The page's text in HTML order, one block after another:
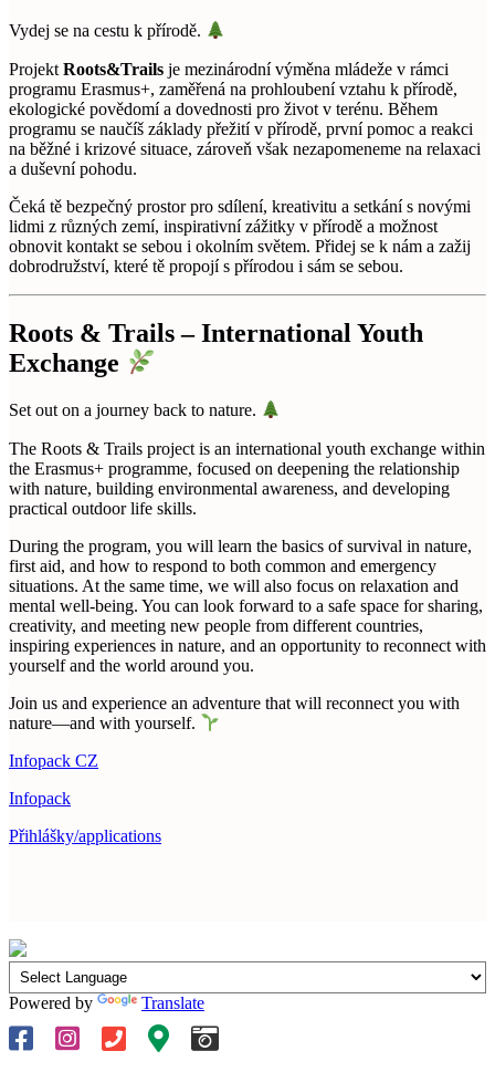
Vydej se na cestu k přírodě.
Projekt Roots&Trails je mezinárodní výměna mládeže v rámci
programu Erasmus+, zaměřená na prohloubení vztahu k přírodě,
ekologické povědomí a dovednosti pro život v terénu. Během
programu se naučíš základy přežití v přírodě, první pomoc a reakci
na běžné i krizové situace, zároveň však nezapomeneme na relaxaci
a duševní pohodu.
Čeká tě bezpečný prostor pro sdílení, kreativitu a setkání s novými
lidmi z různých zemí, inspirativní zážitky v přírodě a možnost
obnovit kontakt se sebou i okolním světem. Přidej se k nám a zažij
dobrodružství, které tě propojí s přírodou i sám se sebou.
Roots & Trails – International Youth
Exchange
Set out on a journey back to nature.
The Roots & Trails project is an international youth exchange within
the Erasmus+ programme, focused on deepening the relationship
with nature, building environmental awareness, and developing
practical outdoor life skills.
During the program, you will learn the basics of survival in nature,
first aid, and how to respond to both common and emergency
situations. At the same time, we will also focus on relaxation and
mental well-being. You can look forward to a safe space for sharing,
creativity, and meeting new people from different countries,
inspiring experiences in nature, and an opportunity to reconnect with
yourself and the world around you.
Join us and experience an adventure that will reconnect you with
nature—and with yourself.
Infopack CZ
Infopack
Přihlášky/applications
Powered by Translate